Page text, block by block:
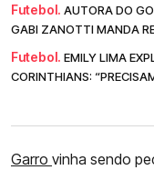
Futebol. AUTORA DO
GABI ZANOTTI MANDA
Futebol. EMILY LIMA
CORINTHIANS:
Garro vinha sendo